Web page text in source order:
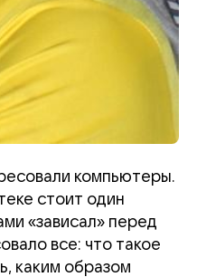
компьютеры.
стоит один
«зависал» перед
все: что такое
каким образом